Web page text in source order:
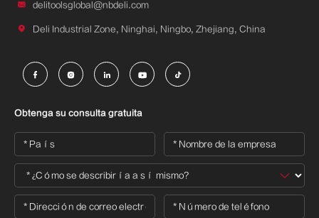
 delitoolsglobal@nbdeli.com
 Deli Industrial Zone, Ninghai, Ningbo, Zhejiang, China
    
Obtenga su consulta gratuita